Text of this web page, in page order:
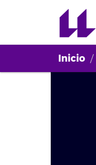
Inicio